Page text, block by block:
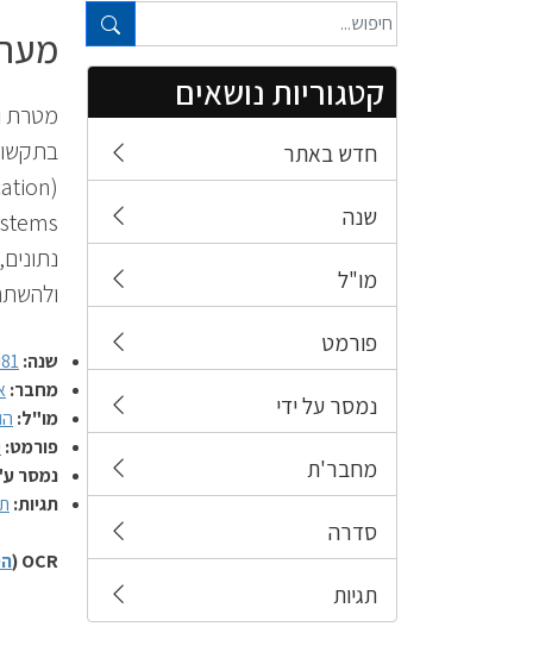
טקסט חופשי...
קטגוריות נושאים
חדש באתר
שנה
מו"ל
פורמט
נמסר על ידי
מחבר'ת
סדרה
תגיות
מטרת
שנה:
מחבר:
מו"ל:
פורמט:
נמסר
תגיות:
OCR (